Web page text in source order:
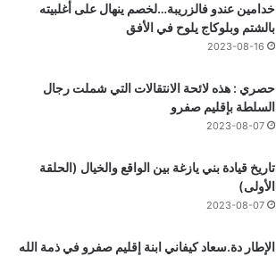
خدامين عندو فالزريبة…لخصم ينهال على أغلبيته
بالشتم وبلوكاج يلوح في الأفق
2023-08-16
حصري : هذه لائحة الانتقالات التي شملت رجال
السلطة بإقليم صفرو
2023-08-07
تاريخ قيادة بني يازغة بين الواقع والخيال (الحلقة
الأولى)
2023-08-07
الإطار دة.سعاد كيفاني ابنة إقليم صفرو في ذمة الله